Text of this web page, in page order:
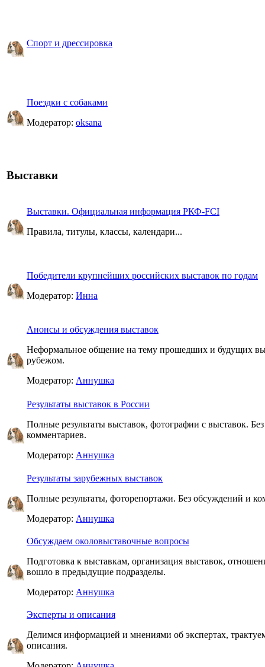
Спорт и дрессировка
Поездки с собаками
Модератор: oksana
Выставки
Выставки. Официальная информация РКФ-FCI
Правила, титулы, классы, календари...
Победители крупнейших российских выставок по годам
Модератор: Инна
Анонсы и обсуждения выставок
Неформальное общение на тему прошедших и будущих
рубежом.
Модератор: Аннушка
Результаты выставок в России
Полные результаты выставок, фотографии с выставок.
комментариев.
Модератор: Аннушка
Результаты зарубежных выставок
Полные результаты, фоторепортажи. Без обсуждений и
Модератор: Аннушка
Обсуждаем околовыставочные вопросы
Подготовка к выставкам, организация выставок,
вошло в предыдущие подразделы.
Модератор: Аннушка
Эксперты и описания
Делимся информацией и мнениями об экспертах,
описания.